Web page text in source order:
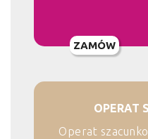
ZAMÓW
OPERAT
Operat